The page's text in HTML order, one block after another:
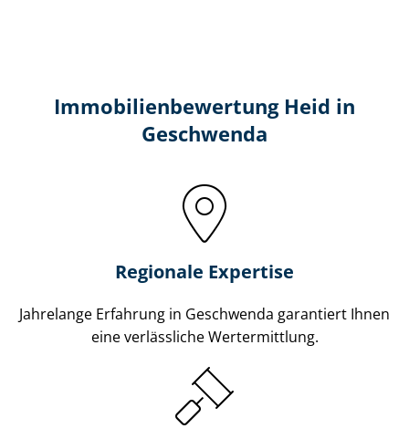
Immobilien­bewertung Heid in
Geschwenda
Regionale Expertise
Jahrelange Erfahrung in Geschwenda garantiert Ihnen
eine verlässliche Wertermittlung.